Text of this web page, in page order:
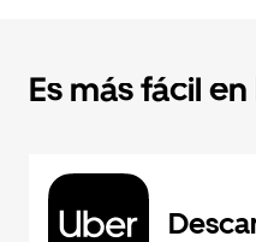
Es más fácil